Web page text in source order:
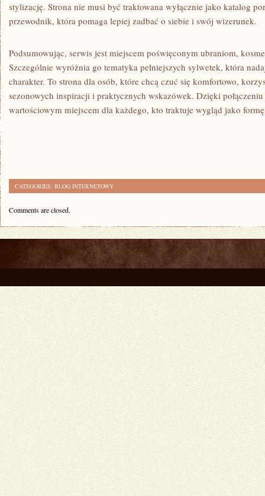
stylizację. Strona nie musi być traktowana wyłącznie jako katalog
przewodnik, która pomaga lepiej zadbać o siebie i swój wizerunek.
Podsumowując, serwis jest miejscem poświęconym ubraniom,
Szczególnie wyróżnia go tematyka pełniejszych sylwetek, która
charakter. To strona dla osób, które chcą czuć się komfortowo,
sezonowych inspiracji i praktycznych wskazówek. Dzięki
wartościowym miejscem dla każdego, kto traktuje wygląd jako
CATEGORIES: BLOG INTERNETOWY
Comments are closed.